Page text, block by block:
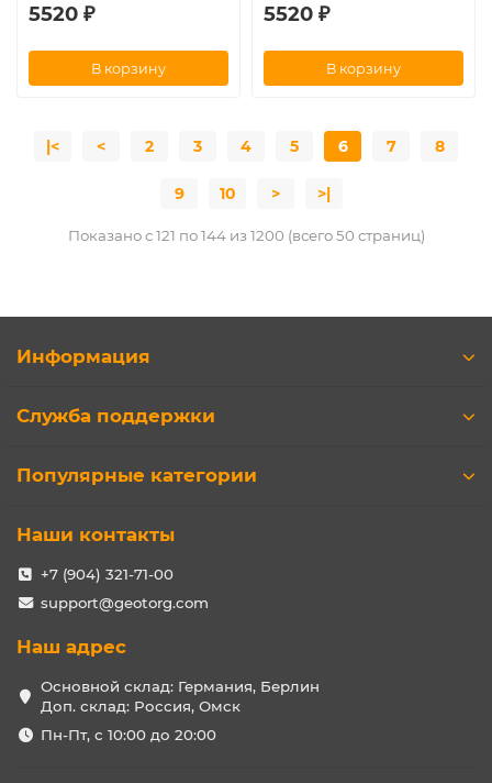
5520 ₽
В корзину
5520 ₽
В корзину
|< < 2 3 4 5 6 7 8
9 10 > >|
Показано с 121 по 144 из 1200 (всего 50 страниц)
Информация
Служба поддержки
Популярные категории
Наши контакты
+7 (904) 321-71-00
support@geotorg.com
Наш адрес
Основной склад: Германия, Берлин
Доп. склад: Россия, Омск
Пн-Пт, с 10:00 до 20:00